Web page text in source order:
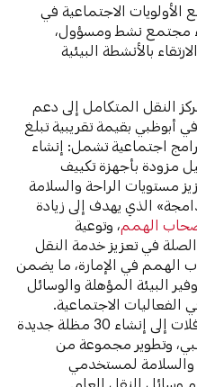
الاجتماعية في
مجتمع نشط ومسؤول،
بالأنشطة البيئية
النقل المتكامل إلى دعم
أبوظبي بقيمة تقريبية تبلغ
برامج اجتماعية تشمل: إنشاء
مزودة بأجهزة تكييف
مستويات الراحة والسلامة
الذي يهدف إلى زيادة
الهمم، وتوعية
في تعزيز خدمة النقل
الهمم في الإمارة، ما يضمن
البيئة المؤهلة والوسائل
الفعاليات الاجتماعية.
ويهدف برنامج مظلات انتظار الحافلات إلى إنشاء 30 مظلة جديدة
وتطوير مجموعة من
والسلامة لمستخدمي
وسائل النقل العام.